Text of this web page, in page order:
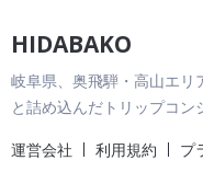
HIDABAKO
岐阜県、奥飛騨・高山エリ
と詰め込んだトリップコン
運営会社 利用規約 プ